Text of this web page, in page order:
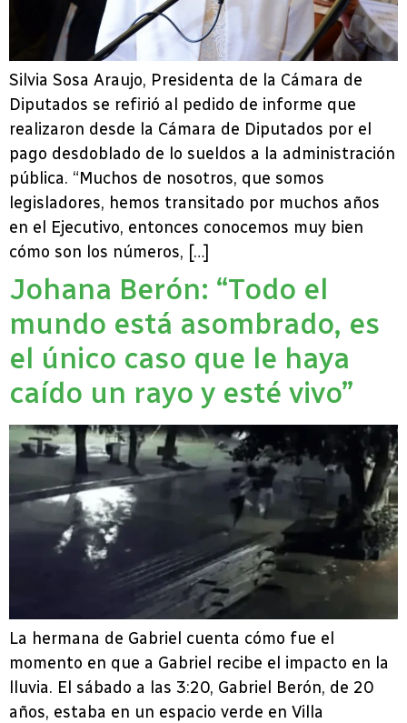
Silvia Sosa Araujo, Presidenta de la Cámara de
Diputados se refirió al pedido de informe que
realizaron desde la Cámara de Diputados por el
pago desdoblado de lo sueldos a la administración
pública. “Muchos de nosotros, que somos
legisladores, hemos transitado por muchos años
en el Ejecutivo, entonces conocemos muy bien
cómo son los números, […]
Johana Berón: “Todo el
mundo está asombrado, es
el único caso que le haya
caído un rayo y esté vivo”
La hermana de Gabriel cuenta cómo fue el
momento en que a Gabriel recibe el impacto en la
lluvia. El sábado a las 3:20, Gabriel Berón, de 20
años, estaba en un espacio verde en Villa